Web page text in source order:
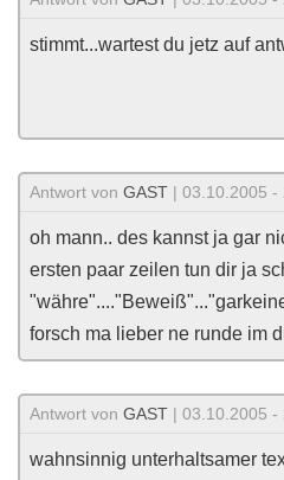
stimmt...wartest du jetz auf
Antwort von GAST | 03.10.2005 -
oh mann.. des kannst ja gar
ersten paar zeilen tun dir ja
forsch ma lieber ne runde im
Antwort von GAST | 03.10.2005 -
wahnsinnig unterhaltsamer